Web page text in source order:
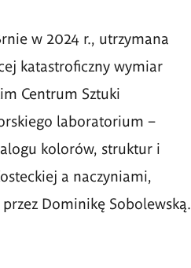
w 2024 r., utrzymana
katastroficzny wymiar
Centrum Sztuki
laboratorium –
kolorów, struktur i
a naczyniami,
Dominikę Sobolewską.